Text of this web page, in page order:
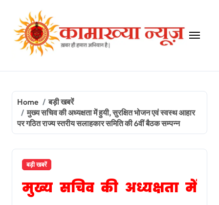
content
Home
बड़ी खबरें
मुख्य सचिव की अध्यक्षता में हुयी, सुरक्षित भोजन एवं स्वस्थ आहार
पर गठित राज्य स्तरीय सलाहकार समिति की 6वीं बैठक सम्पन्न
बड़ी खबरें
मुख्य सचिव की अध्यक्षता में